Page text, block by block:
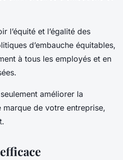
l’équité et l’égalité des
d’embauche équitables,
à tous les employés et en
améliorer la
marque de votre entreprise,